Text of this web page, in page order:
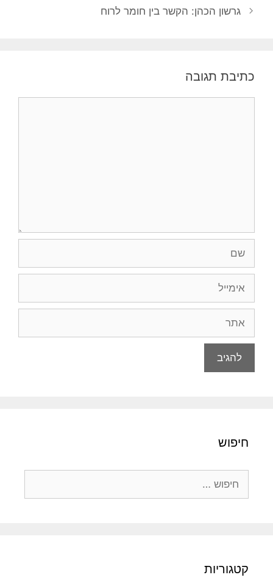
גרשון הכהן: הקשר בין חומר לרוח
כתיבת תגובה
חיפוש
קטגוריות